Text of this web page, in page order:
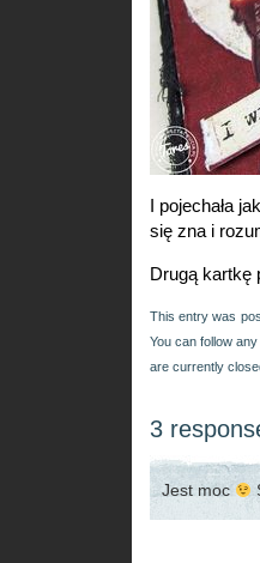
I pojechała
się zna i
Drugą kartkę
This entry was
You can follow
are currently
3
Jest moc